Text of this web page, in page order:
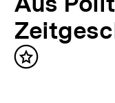
Inhalt